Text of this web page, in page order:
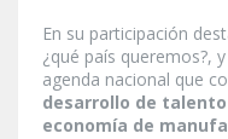
En su participación
¿qué país queremos?,
agenda nacional que
desarrollo de
economía de